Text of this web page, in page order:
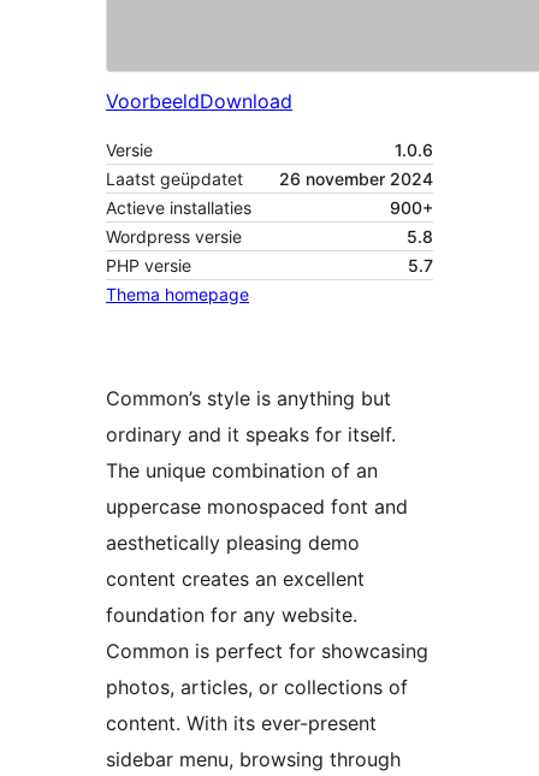
VoorbeeldDownload
Versie
1.0.6
Laatst geüpdatet
26 november 2024
Actieve installaties
900+
Wordpress versie
5.8
PHP versie
5.7
Thema homepage
Common’s style is anything but
ordinary and it speaks for itself.
The unique combination of an
uppercase monospaced font and
aesthetically pleasing demo
content creates an excellent
foundation for any website.
Common is perfect for showcasing
photos, articles, or collections of
content. With its ever-present
sidebar menu, browsing through